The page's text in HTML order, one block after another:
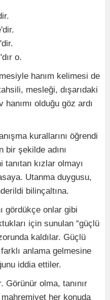
o.
hanım kelimesi de
mesleği, dışarıdaki
olduğu göz ardı
kurallarını öğrendi
bir şekilde adını
kızlar olmayı
Utanma duygusu,
bilinçaltına.
gördükçe onlar gibi
için sunulan “güçlü
kaldılar. Güçlü
anlama gelmesine
iddia ettiler.
Görünür olma, tanınır
her konuda